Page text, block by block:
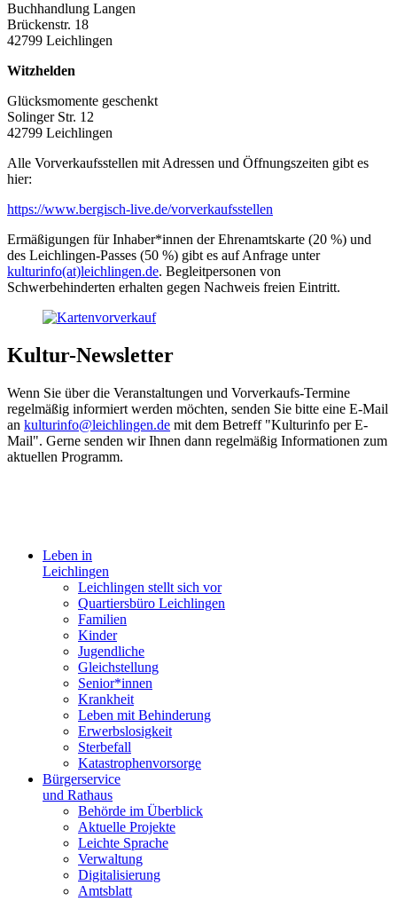
Buchhandlung Langen
Brückenstr. 18
42799 Leichlingen
Witzhelden
Glücksmomente geschenkt
Solinger Str. 12
42799 Leichlingen
Alle Vorverkaufsstellen mit Adressen und Öffnungszeiten gibt es
hier:
https://www.bergisch-live.de/vorverkaufsstellen
Ermäßigungen für Inhaber*innen der Ehrenamtskarte (20 %) und
des Leichlingen-Passes (50 %) gibt es auf Anfrage unter
kulturinfo(at)leichlingen.de. Begleitpersonen von
Schwerbehinderten erhalten gegen Nachweis freien Eintritt.
Kultur-Newsletter
Wenn Sie über die Veranstaltungen und Vorverkaufs-Termine
regelmäßig informiert werden möchten, senden Sie bitte eine E-Mail
an kulturinfo@leichlingen.de mit dem Betreff "Kulturinfo per E-
Mail". Gerne senden wir Ihnen dann regelmäßig Informationen zum
aktuellen Programm.
Leben in
Leichlingen
Leichlingen stellt sich vor
Quartiersbüro Leichlingen
Familien
Kinder
Jugendliche
Gleichstellung
Senior*innen
Krankheit
Leben mit Behinderung
Erwerbslosigkeit
Sterbefall
Katastrophenvorsorge
Bürgerservice
und Rathaus
Behörde im Überblick
Aktuelle Projekte
Leichte Sprache
Verwaltung
Digitalisierung
Amtsblatt